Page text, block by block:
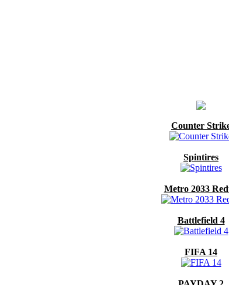
Counter
Spintires
Metro 2033
Battlefield 4
FIFA 14